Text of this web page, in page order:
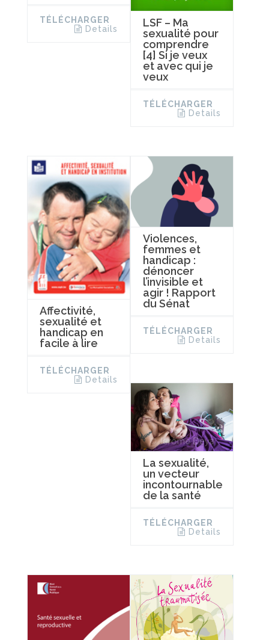
TÉLÉCHARGER
Details
LSF – Ma
sexualité pour
comprendre
[4] Si je veux
et avec qui je
veux
TÉLÉCHARGER
Details
Affectivité,
sexualité et
handicap en
facile à lire
TÉLÉCHARGER
Details
Violences,
femmes et
handicap :
dénoncer
l’invisible et
agir ! Rapport
du Sénat
TÉLÉCHARGER
Details
La sexualité,
un vecteur
incontournable
de la santé
TÉLÉCHARGER
Details